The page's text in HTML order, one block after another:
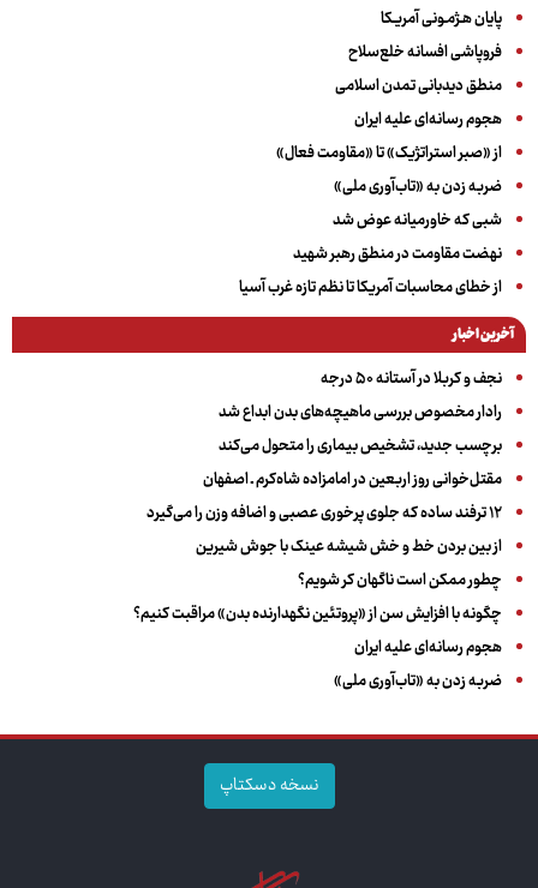
پایان هـژمـونی آمریـکا
فروپاشی افسانه خلع‌سلاح
منطق دیدبانی تمدن اسلامی
هجوم رسانه‌ای علیه ایران
از «صبر استراتژیک» تا «مقاومت فعال»
ضربه زدن به «تاب‌آوری ملی»
شبی که خاورمیانه عوض شد
نهضت مقاومت در منطق رهبر شهید
از خطای محاسبات آمریکا تا نظم تازه غرب آسیا
آخرین اخبار
نجف و کربلا در آستانه ۵۰ درجه
رادار مخصوص بررسی ماهیچه‌های بدن ابداع شد
برچسب جدید، تشخیص بیماری را متحول می‌کند
مقتل‌خوانی روز اربعین در امامزاده شاه‌کرم ـ اصفهان
۱۲ ترفند ساده که جلوی پرخوری عصبی و اضافه ‌وزن را می‌گیرد
از بین بردن خط و خش شیشه عینک با جوش شیرین
چطور ممکن است ناگهان کر شویم؟
چگونه با افزایش سن از «پروتئین نگهدارنده بدن» مراقبت کنیم؟
هجوم رسانه‌ای علیه ایران
ضربه زدن به «تاب‌آوری ملی»
نسخه دسکتاپ